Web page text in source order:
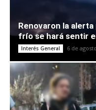
Renovaron la
frío se hará sentir
Interés General 6 de